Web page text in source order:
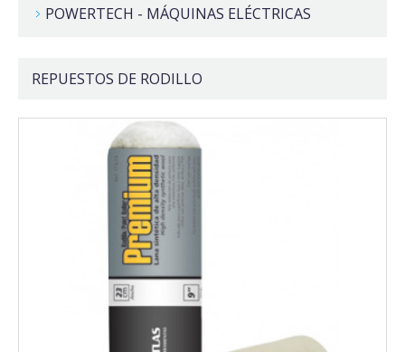
POWERTECH - MÁQUINAS ELÉCTRICAS
REPUESTOS DE RODILLO